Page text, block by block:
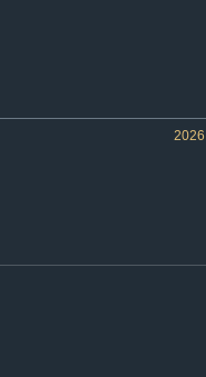
2026